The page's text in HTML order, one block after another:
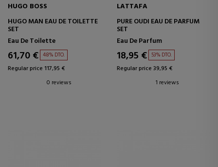
HUGO BOSS
HUGO MAN EAU DE TOILETTE
SET
Eau De Toilette
61,70 € 48% DTO.
Regular price 117,95 €
0 reviews
LATTAFA
PURE OUDI EAU DE PARFUM
SET
Eau De Parfum
18,95 € 53% DTO.
Regular price 39,95 €
1 reviews